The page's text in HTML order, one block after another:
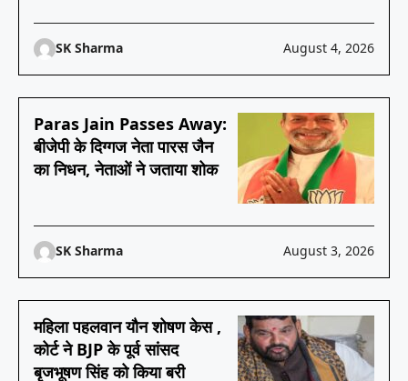
SK Sharma August 4, 2026
Paras Jain Passes Away:
बीजेपी के दिग्गज नेता पारस जैन
का निधन, नेताओं ने जताया शोक
SK Sharma August 3, 2026
महिला पहलवान यौन शोषण केस ,
कोर्ट ने BJP के पूर्व सांसद
बृजभूषण सिंह को किया बरी